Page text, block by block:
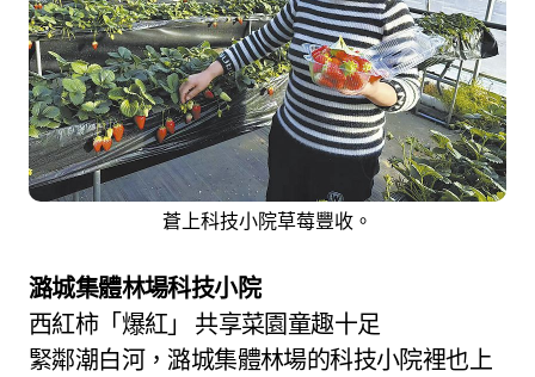
蒼上科技小院草莓豐收。
潞城集體林場科技小院
西紅柿「爆紅」 共享菜園童趣十足
緊鄰潮白河，潞城集體林場的科技小院裡也上